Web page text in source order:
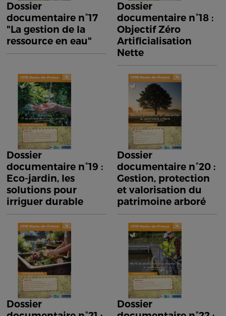
Dossier
documentaire n°17
"La gestion de la
ressource en eau"
Dossier
documentaire n°18 :
Objectif Zéro
Artificialisation
Nette
Dossier
documentaire n°19 :
Eco-jardin, les
solutions pour
irriguer durable
Dossier
documentaire n°20 :
Gestion, protection
et valorisation du
patrimoine arboré
Dossier
Dossier